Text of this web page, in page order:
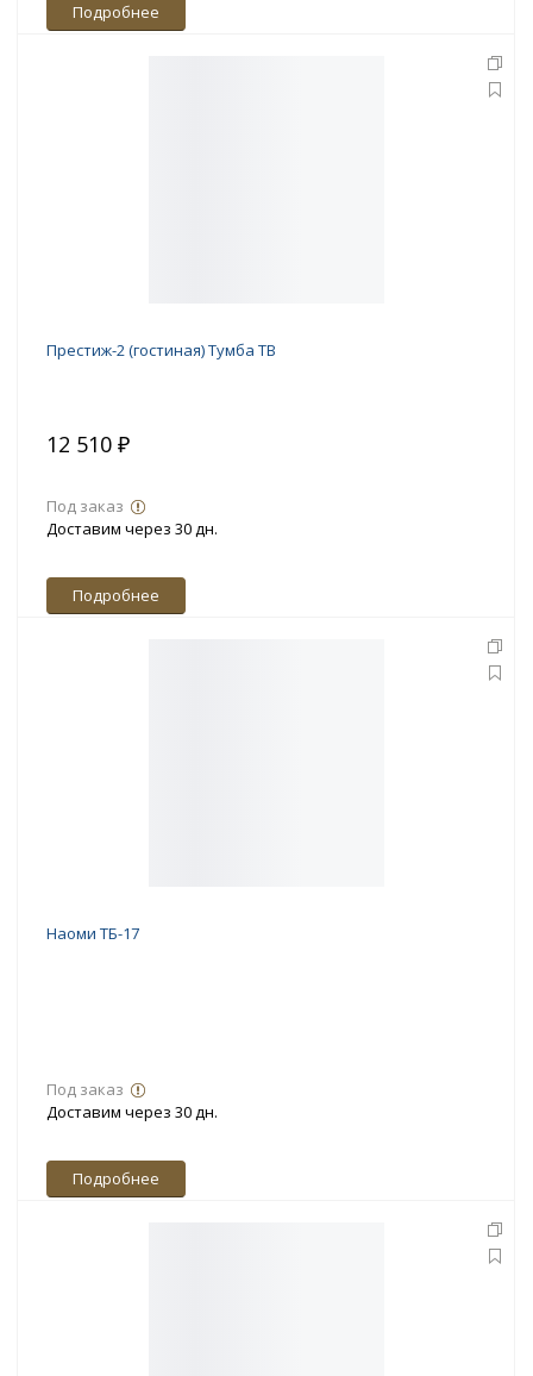
Подробнее
Престиж-2 (гостиная) Тумба ТВ
12 510 ₽
Под заказ
Доставим через 30 дн.
Подробнее
Наоми ТБ-17
Под заказ
Доставим через 30 дн.
Подробнее